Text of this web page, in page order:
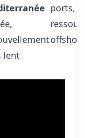
lent
ports,
offshore